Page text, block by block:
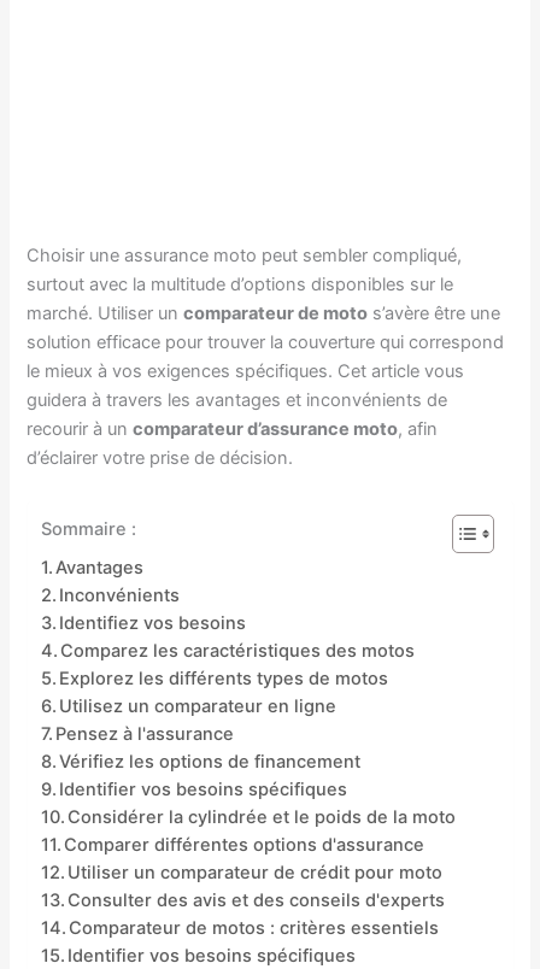
Choisir une assurance moto peut sembler compliqué,
surtout avec la multitude d’options disponibles sur le
marché. Utiliser uncomparateur de moto s’avère être une
solution efficace pour trouver la couverture qui correspond
le mieux à vos exigences spécifiques. Cet article vous
guidera à travers les avantages et inconvénients de
recourir à uncomparateur d’assurance moto, afin
d’éclairer votre prise de décision.
Sommaire :
Avantages
Inconvénients
Identifiez vos besoins
Comparez les caractéristiques des motos
Explorez les différents types de motos
Utilisez un comparateur en ligne
Pensez à l'assurance
Vérifiez les options de financement
Identifier vos besoins spécifiques
Considérer la cylindrée et le poids de la moto
Comparer différentes options d'assurance
Utiliser un comparateur de crédit pour moto
Consulter des avis et des conseils d'experts
Comparateur de motos : critères essentiels
Identifier vos besoins spécifiques